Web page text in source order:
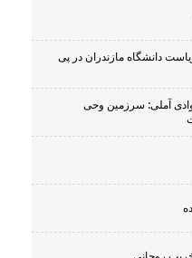
دانشگاه مازندران در پی
آملی: سرزمین وحى